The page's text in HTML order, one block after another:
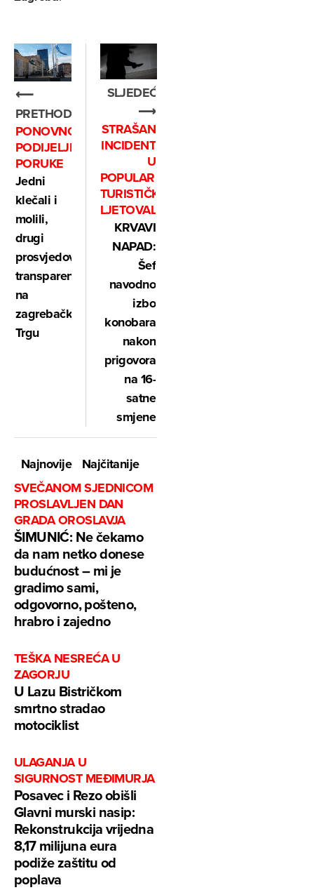
⟵
PRETHODNO
PONOVNO
PODIJELJENE
PORUKE
Jedni
klečali i
molili,
drugi
prosvjedovali
transparentima
na
zagrebačkom
Trgu
SLJEDEĆE
⟶
STRAŠAN
INCIDENT
U
POPULARNOM
TURISTIČKOM
LJETOVALIŠTU
KRVAVI
NAPAD:
Šef
navodno
izbo
konobara
nakon
prigovora
na 16-
satne
smjene
Najnovije
Najčitanije
SVEČANOM SJEDNICOM
PROSLAVLJEN DAN
GRADA OROSLAVJA
ŠIMUNIĆ: Ne čekamo
da nam netko donese
budućnost – mi je
gradimo sami,
odgovorno, pošteno,
hrabro i zajedno
TEŠKA NESREĆA U
ZAGORJU
U Lazu Bistričkom
smrtno stradao
motociklist
ULAGANJA U
SIGURNOST MEĐIMURJA
Posavec i Rezo obišli
Glavni murski nasip:
Rekonstrukcija vrijedna
8,17 milijuna eura
podiže zaštitu od
poplava